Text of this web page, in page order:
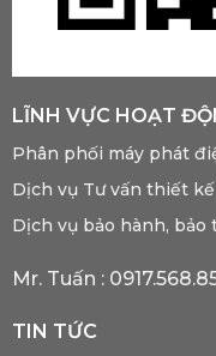
LĨNH VỰC HOẠT
Phân phối máy phát
Dịch vụ Tư vấn thiết
Dịch vụ bảo hành,
Mr. Tuấn :
TIN TỨC